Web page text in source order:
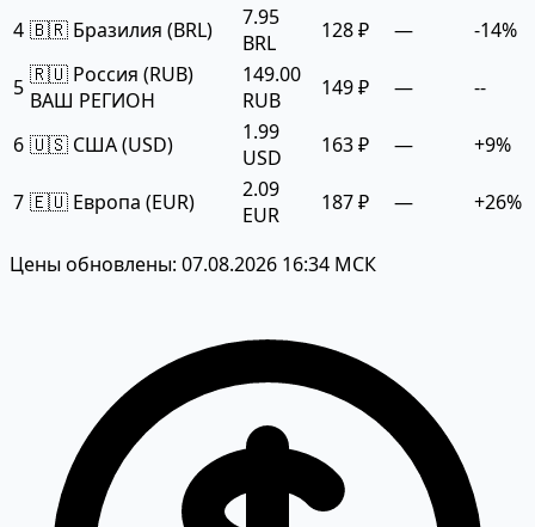
4 🇧🇷 Бразилия (BRL)
7.95
BRL
128 ₽ — -14%
5 🇷🇺 Россия (RUB)
ВАШ РЕГИОН
149.00
RUB
149 ₽ — --
6 🇺🇸 США (USD)
1.99
USD
163 ₽ — +9%
7 🇪🇺 Европа (EUR)
2.09
EUR
187 ₽ — +26%
Цены обновлены: 07.08.2026 16:34 МСК